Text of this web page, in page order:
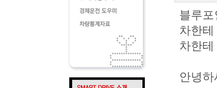
블루
차한테
차한
안녕